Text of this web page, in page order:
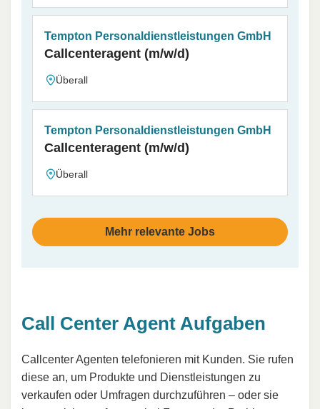
Tempton Personaldienstleistungen GmbH
Callcenteragent (m/w/d)
Überall
Tempton Personaldienstleistungen GmbH
Callcenteragent (m/w/d)
Überall
Mehr relevante Jobs
Call Center Agent Aufgaben
Callcenter Agenten telefonieren mit Kunden. Sie rufen
diese an, um Produkte und Dienstleistungen zu
verkaufen oder Umfragen durchzuführen – oder sie